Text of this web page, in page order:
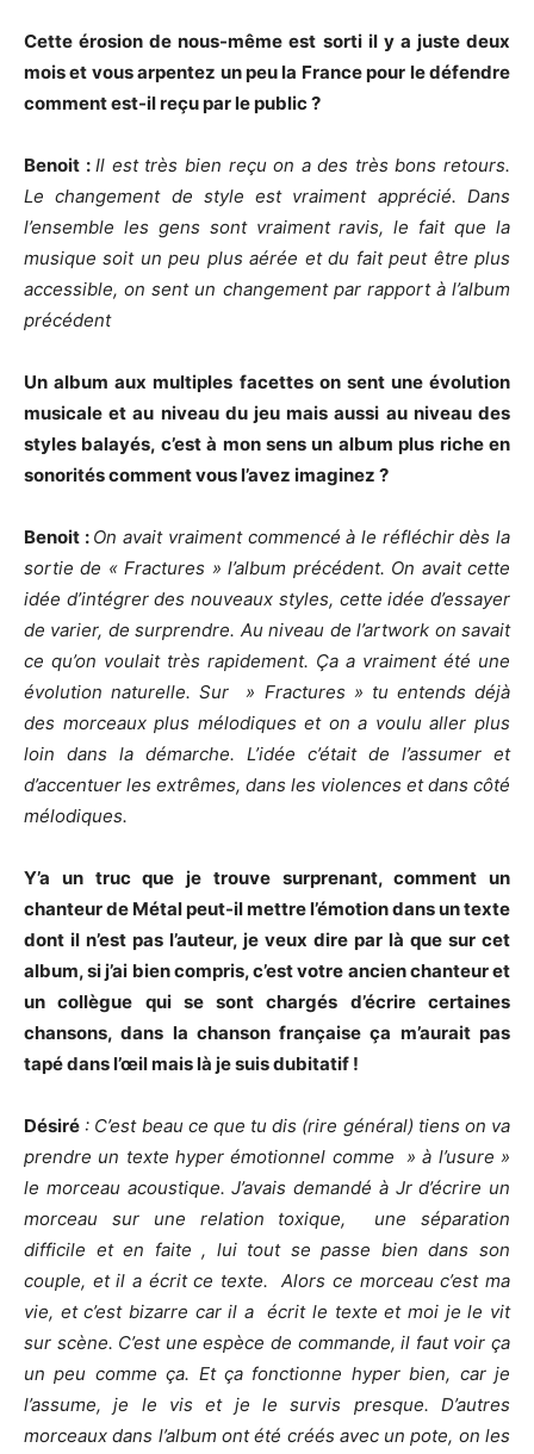
Cette érosion de nous-même est sorti il y a juste deux
mois et vous arpentez un peu la France pour le défendre
comment est-il reçu par le public ?
Benoit :Il est très bien reçu on a des très bons retours.
Le changement de style est vraiment apprécié. Dans
l’ensemble les gens sont vraiment ravis, le fait que la
musique soit un peu plus aérée et du fait peut être plus
accessible, on sent un changement par rapport à l’album
précédent
Un album aux multiples facettes on sent une évolution
musicale et au niveau du jeu mais aussi au niveau des
styles balayés, c’est à mon sens un album plus riche en
sonorités comment vous l’avez imaginez ?
Benoit : On avait vraiment commencé à le réfléchir dès la
sortie de « Fractures » l’album précédent. On avait cette
idée d’intégrer des nouveaux styles, cette idée d’essayer
de varier, de surprendre. Au niveau de l’artwork on savait
ce qu’on voulait très rapidement. Ça a vraiment été une
évolution naturelle. Sur » Fractures » tu entends déjà
des morceaux plus mélodiques et on a voulu aller plus
loin dans la démarche. L’idée c’était de l’assumer et
d’accentuer les extrêmes, dans les violences et dans côté
mélodiques.
Y’a un truc que je trouve surprenant, comment un
chanteur de Métal peut-il mettre l’émotion dans un texte
dont il n’est pas l’auteur, je veux dire par là que sur cet
album, si j’ai bien compris, c’est votre ancien chanteur et
un collègue qui se sont chargés d’écrire certaines
chansons, dans la chanson française ça m’aurait pas
tapé dans l’œil mais là je suis dubitatif !
Désiré : C’est beau ce que tu dis (rire général) tiens on va
prendre un texte hyper émotionnel comme » à l’usure »
le morceau acoustique. J’avais demandé à Jr d’écrire un
morceau sur une relation toxique, une séparation
difficile et en faite , lui tout se passe bien dans son
couple, et il a écrit ce texte. Alors ce morceau c’est ma
vie, et c’est bizarre car il a écrit le texte et moi je le vit
sur scène. C’est une espèce de commande, il faut voir ça
un peu comme ça. Et ça fonctionne hyper bien, car je
l’assume, je le vis et je le survis presque. D’autres
morceaux dans l’album ont été créés avec un pote, on les